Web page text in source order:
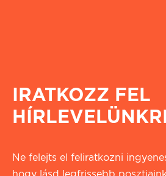
IRATKOZZ FEL
Ne felejts el feliratkozni